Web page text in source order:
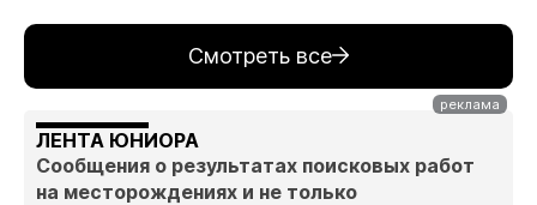
Смотреть все
ЛЕНТА ЮНИОРА
Сообщения о результатах поисковых работ
на месторождениях и не только